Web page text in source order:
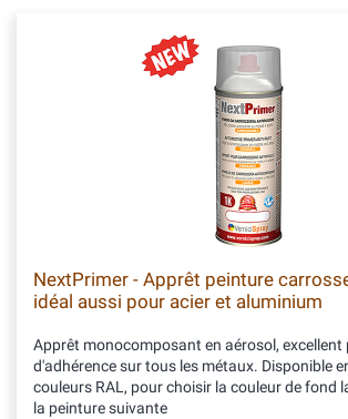
NextPrimer - Apprêt peinture
idéal aussi pour acier et aluminium
Apprêt monocomposant en aérosol, excellent
d'adhérence sur tous les métaux. Disponible
couleurs RAL, pour choisir la couleur de fond
la peinture suivante